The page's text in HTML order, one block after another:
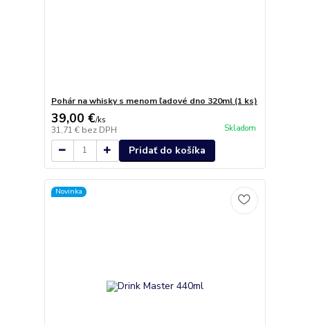
Pohár na whisky s menom ľadové dno 320ml (1 ks)
39,00 €/ks
31,71 € bez DPH Skladom
Pridať do košíka
Novinka